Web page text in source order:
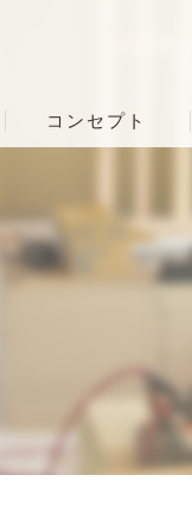
コンセプト